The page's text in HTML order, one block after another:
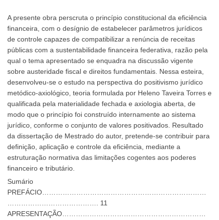
A presente obra perscruta o princípio constitucional da eficiência
financeira, com o desígnio de estabelecer parâmetros jurídicos
de controle capazes de compatibilizar a renúncia de receitas
públicas com a sustentabilidade financeira federativa, razão pela
qual o tema apresentado se enquadra na discussão vigente
sobre austeridade fiscal e direitos fundamentais. Nessa esteira,
desenvolveu-se o estudo na perspectiva do positivismo jurídico
metódico-axiológico, teoria formulada por Heleno Taveira Torres e
qualificada pela materialidade fechada e axiologia aberta, de
modo que o princípio foi construído internamente ao sistema
jurídico, conforme o conjunto de valores positivados. Resultado
da dissertação de Mestrado do autor, pretende-se contribuir para
definição, aplicação e controle da eficiência, mediante a
estruturação normativa das limitações cogentes aos poderes
financeiro e tributário.
Sumário
PREFÁCIO………………………………………………………………
…………………………………. 11
APRESENTAÇÃO………………………………………………………